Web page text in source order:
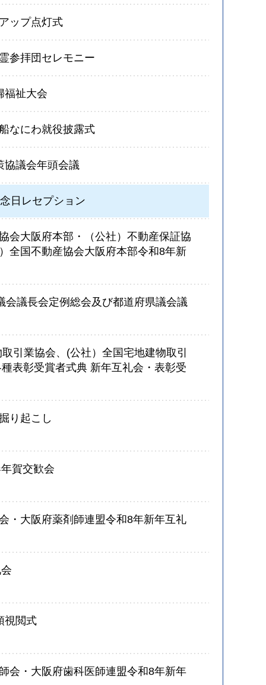
ップ点灯式
参拝団セレモニー
福祉大会
なにわ就役披露式
協議会年頭会議
日レセプション
会大阪府本部・（公社）不動産保証協
全国不動産協会大阪府本部令和8年新
会議長会定例総会及び都道府県議会議
引業協会、(公社）全国宅地建物取引
表彰受賞者式典 新年互礼会・表彰受
り起こし
賀交歓会
・大阪府薬剤師連盟令和8年新年互礼
視閲式
会・大阪府歯科医師連盟令和8年新年